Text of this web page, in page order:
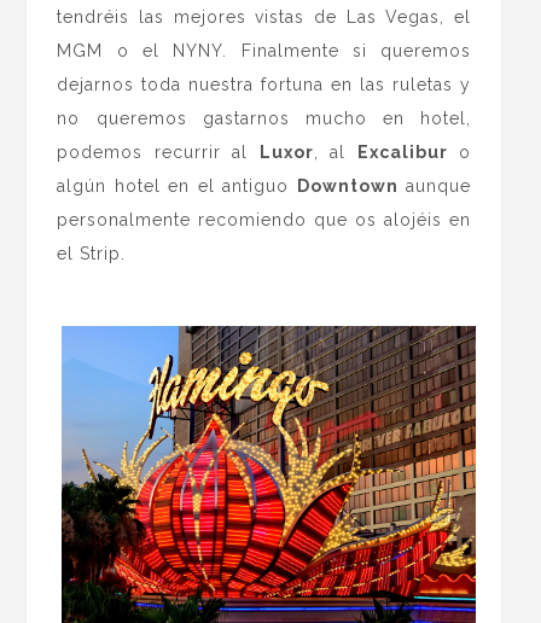
tendréis las mejores vistas de Las Vegas, el
MGM o el NYNY. Finalmente si queremos
dejarnos toda nuestra fortuna en las ruletas y
no queremos gastarnos mucho en hotel,
podemos recurrir al
Luxor, al Excalibur o
algún hotel en el antiguo
Downtown aunque
personalmente recomiendo que os alojéis en
el Strip.